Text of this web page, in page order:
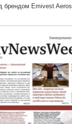
брендом Emivest